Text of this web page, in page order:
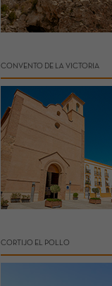
CONVENTO DE LA VICTORIA
CORTIJO EL POLLO